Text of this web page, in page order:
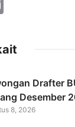
ai
l
Drafter
Desember
8, 2026